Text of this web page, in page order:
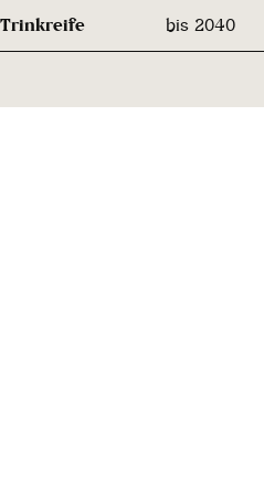
Trinkreife bis 2040